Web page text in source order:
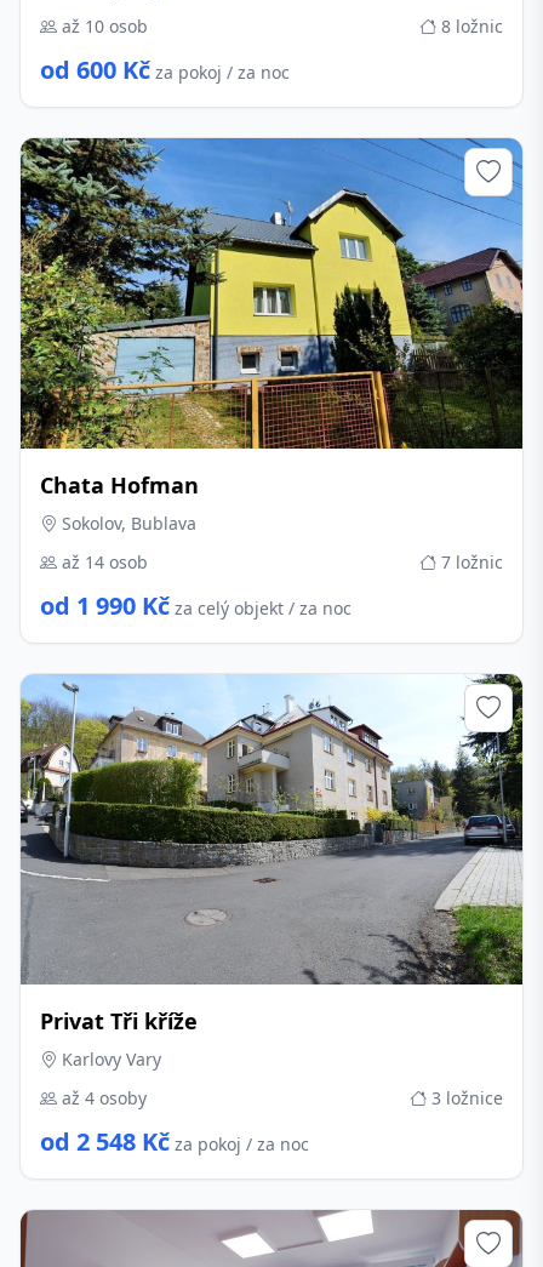
až 10 osob
8 ložnic
od 600 Kč za pokoj / za noc
Chata Hofman
Sokolov, Bublava
až 14 osob
7 ložnic
od 1 990 Kč za celý objekt / za noc
Privat Tři kříže
Karlovy Vary
až 4 osoby
3 ložnice
od 2 548 Kč za pokoj / za noc